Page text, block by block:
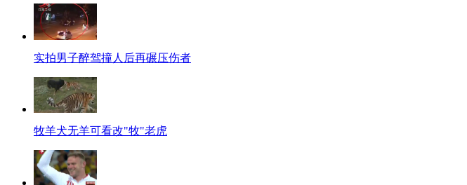
实拍男子醉驾撞人后再碾压伤者
牧羊犬无羊可看改"牧"老虎